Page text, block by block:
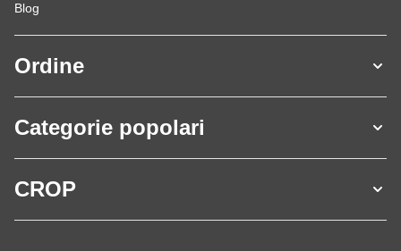
Blog
Ordine
Categorie popolari
CROP